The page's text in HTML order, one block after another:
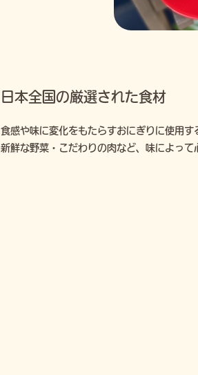
日本全国の厳選された食材
食感や味に変化をもたらすおにぎりに使用す
新鮮な野菜・こだわりの肉など、味によっ